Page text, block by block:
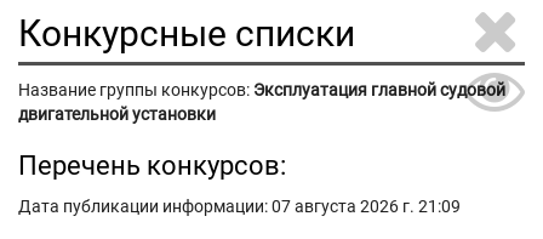
Конкурсные списки
Название группы конкурсов: Эксплуатация главной судовой
двигательной установки
Перечень конкурсов:
Дата публикации информации: 07 августа 2026 г. 21:09